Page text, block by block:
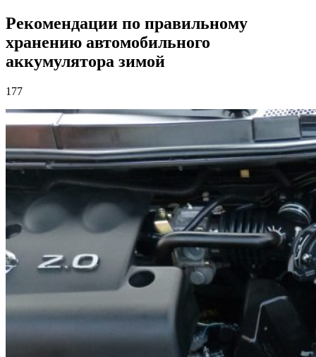
Рекомендации по правильному
хранению автомобильного
аккумулятора зимой
177